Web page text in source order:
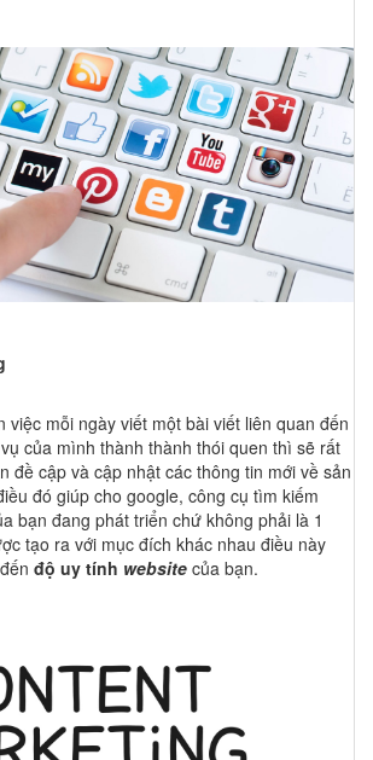
việc mỗi ngày viết một bài viết liên quan đến
của mình thành thành thói quen thì sẽ rất
đề cập và cập nhật các thông tin mới về sản
đó giúp cho google, công cụ tìm kiếm
bạn đang phát triển chứ không phải là 1
tạo ra với mục đích khác nhau điều này
độ uy tính website của bạn.